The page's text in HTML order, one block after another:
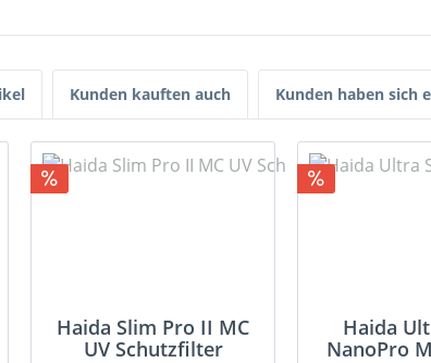
Kunden kauften auch Kunden haben sich
Haida Slim Pro II MC
UV Schutzfilter
Haida
NanoPro